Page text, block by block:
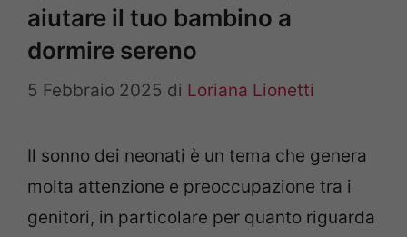
aiutare il tuo bambino a
dormire sereno
5 Febbraio 2025 di Loriana Lionetti
Il sonno dei neonati è un tema che genera
molta attenzione e preoccupazione tra i
genitori, in particolare per quanto riguarda